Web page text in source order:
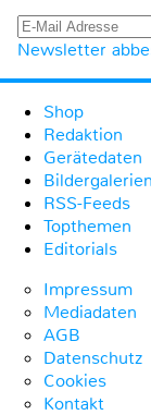
Newsletter
Shop
Redaktion
Gerätedaten
Bildergalerien
RSS-Feeds
Topthemen
Editorials
Impressum
Mediadaten
AGB
Datenschutz
Cookies
Kontakt